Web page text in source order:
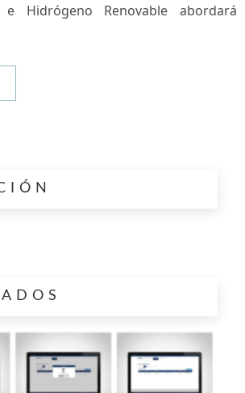
e Hidrógeno Renovable abordará